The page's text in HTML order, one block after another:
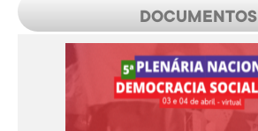
DOCUMENTOS